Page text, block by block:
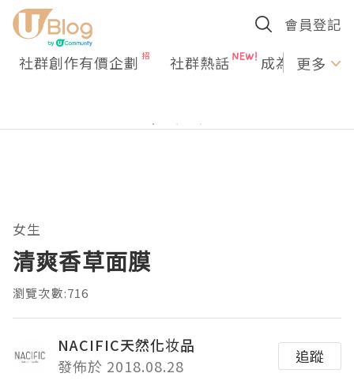
會員登記
社群創作有價企劃 社群熱話 成為U更多
女生
清爽香草面膜
瀏覽次數:716
NACIFIC天然化妆品
發佈於 2018.08.28
追蹤